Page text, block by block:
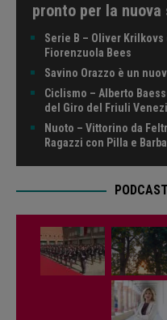
pronto per la
Serie B – Oliver
Fiorenzuola Bees
Savino Orazzo è un
Ciclismo – Alberto
del Giro del Friuli
Nuoto – Vittorino da
Ragazzi con Pilla e